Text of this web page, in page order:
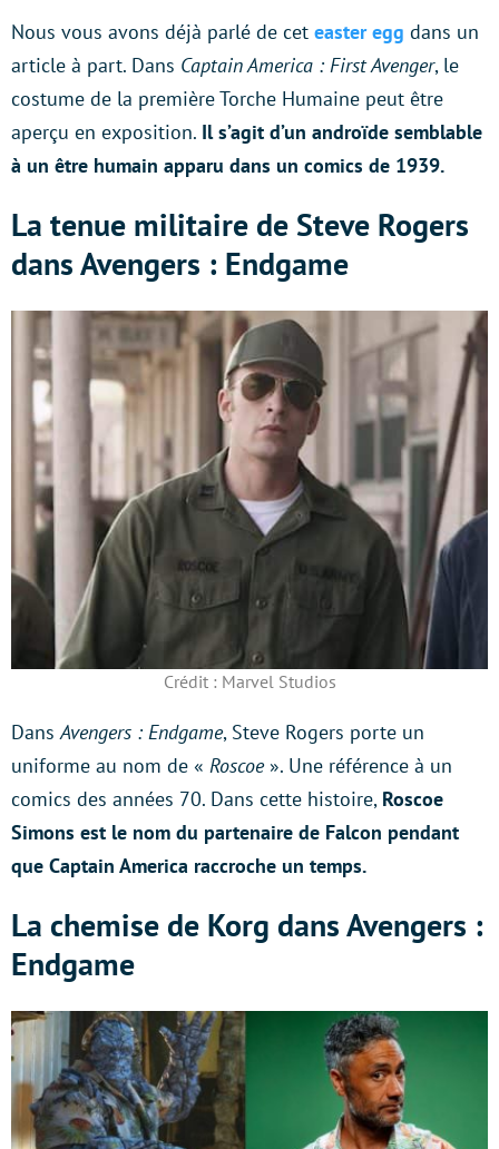
Nous vous avons déjà parlé de cet easter egg dans un
article à part. Dans Captain America : First Avenger, le
costume de la première Torche Humaine peut être
aperçu en exposition. Il s’agit d’un androïde semblable
à un être humain apparu dans un comics de 1939.
La tenue militaire de Steve Rogers
dans Avengers : Endgame
Crédit : Marvel Studios
DansAvengers : Endgame, Steve Rogers porte un
uniforme au nom de « Roscoe ». Une référence à un
comics des années 70. Dans cette histoire, Roscoe
Simons est le nom du partenaire de Falcon pendant
que Captain America raccroche un temps.
La chemise de Korg dans Avengers :
Endgame